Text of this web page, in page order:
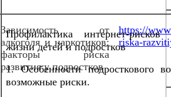
Зависимость от
алкоголя и наркотиков:
факторы риска
развития у подростков
https://
riska-
Профилактика интернет-
жизни детей и подростков
1. Особенности подросткового
возможные риски.